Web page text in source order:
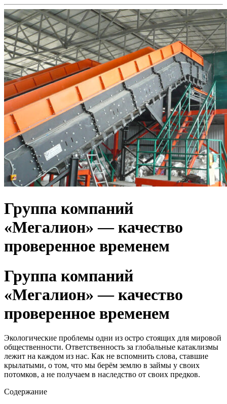
Группа компаний
«Мегалион» — качество
проверенное временем
Группа компаний
«Мегалион» — качество
проверенное временем
Экологические проблемы одни из остро стоящих для мировой
общественности. Ответственность за глобальные катаклизмы
лежит на каждом из нас. Как не вспомнить слова, ставшие
крылатыми, о том, что мы берём землю в займы у своих
потомков, а не получаем в наследство от своих предков.
Содержание